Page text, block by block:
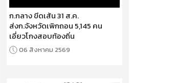
ก.กลาง ขีดเส้น 31 ส.ค.
ส่งก.จังหวัดเพิกถอน 5,145 คน
เอี่ยวโกงสอบท้องถิ่น
06 สิงหาคม 2569